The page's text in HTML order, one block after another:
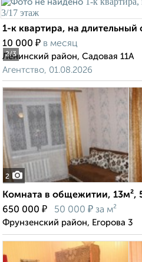
2/3
1-к квартира, на длительный
10 000 ₽ в месяц
Ленинский район, Садовая 11А
Агентство, 01.08.2026
2
Комната в общежитии, 13м²,
650 000 ₽ 50 000 ₽ за м²
Фрунзенский район, Егорова 3